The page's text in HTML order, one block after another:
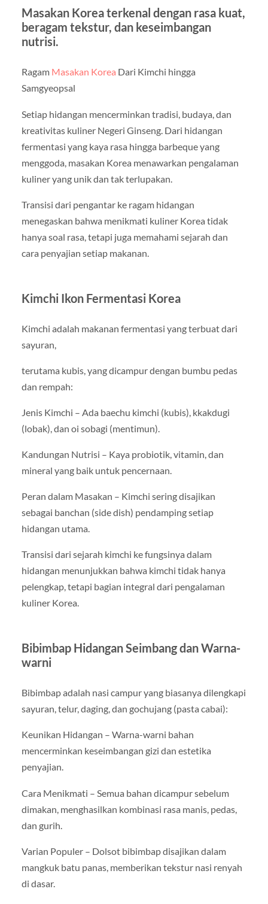
Masakan Korea terkenal dengan rasa kuat,
beragam tekstur, dan keseimbangan
nutrisi.
Ragam Masakan Korea Dari Kimchi hingga
Samgyeopsal
Setiap hidangan mencerminkan tradisi, budaya, dan
kreativitas kuliner Negeri Ginseng. Dari hidangan
fermentasi yang kaya rasa hingga barbeque yang
menggoda, masakan Korea menawarkan pengalaman
kuliner yang unik dan tak terlupakan.
Transisi dari pengantar ke ragam hidangan
menegaskan bahwa menikmati kuliner Korea tidak
hanya soal rasa, tetapi juga memahami sejarah dan
cara penyajian setiap makanan.
Kimchi Ikon Fermentasi Korea
Kimchi adalah makanan fermentasi yang terbuat dari
sayuran,
terutama kubis, yang dicampur dengan bumbu pedas
dan rempah:
Jenis Kimchi – Ada baechu kimchi (kubis), kkakdugi
(lobak), dan oi sobagi (mentimun).
Kandungan Nutrisi – Kaya probiotik, vitamin, dan
mineral yang baik untuk pencernaan.
Peran dalam Masakan – Kimchi sering disajikan
sebagai banchan (side dish) pendamping setiap
hidangan utama.
Transisi dari sejarah kimchi ke fungsinya dalam
hidangan menunjukkan bahwa kimchi tidak hanya
pelengkap, tetapi bagian integral dari pengalaman
kuliner Korea.
Bibimbap Hidangan Seimbang dan Warna-
warni
Bibimbap adalah nasi campur yang biasanya dilengkapi
sayuran, telur, daging, dan gochujang (pasta cabai):
Keunikan Hidangan – Warna-warni bahan
mencerminkan keseimbangan gizi dan estetika
penyajian.
Cara Menikmati – Semua bahan dicampur sebelum
dimakan, menghasilkan kombinasi rasa manis, pedas,
dan gurih.
Varian Populer – Dolsot bibimbap disajikan dalam
mangkuk batu panas, memberikan tekstur nasi renyah
di dasar.